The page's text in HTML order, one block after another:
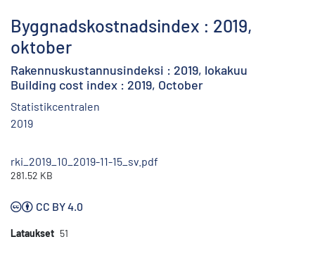
Byggnadskostnadsindex : 2019,
oktober
Rakennuskustannusindeksi : 2019, lokakuu
Building cost index : 2019, October
Statistikcentralen
2019
rki_2019_10_2019-11-15_sv.pdf
281.52 KB
CC BY 4.0
Lataukset 51